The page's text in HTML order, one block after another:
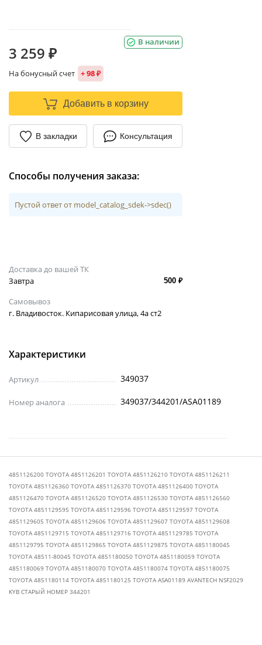
В наличии
3 259 ₽
На бонусный счет + 98 ₽
Добавить в корзину
В закладки Консультация
Способы получения заказа:
Пустой ответ от model_catalog_sdek->sdec()
Доставка до вашей ТК
Завтра
500 ₽
Самовывоз
г. Владивосток. Кипарисовая улица, 4а ст2
Характеристики
Артикул 349037
Номер аналога 349037/344201/ASA01189
4851126200 TOYOTA 4851126201 TOYOTA 4851126210 TOYOTA 4851126211
TOYOTA 4851126360 TOYOTA 4851126370 TOYOTA 4851126400 TOYOTA
4851126470 TOYOTA 4851126520 TOYOTA 4851126530 TOYOTA 4851126560
TOYOTA 4851129595 TOYOTA 4851129596 TOYOTA 4851129597 TOYOTA
4851129605 TOYOTA 4851129606 TOYOTA 4851129607 TOYOTA 4851129608
TOYOTA 4851129715 TOYOTA 4851129716 TOYOTA 4851129785 TOYOTA
4851129795 TOYOTA 4851129865 TOYOTA 4851129875 TOYOTA 4851180045
TOYOTA 48511-80045 TOYOTA 4851180050 TOYOTA 4851180059 TOYOTA
4851180069 TOYOTA 4851180070 TOYOTA 4851180074 TOYOTA 4851180075
TOYOTA 4851180114 TOYOTA 4851180125 TOYOTA ASA01189 AVANTECH NSF2029
KYB СТАРЫЙ НОМЕР 344201